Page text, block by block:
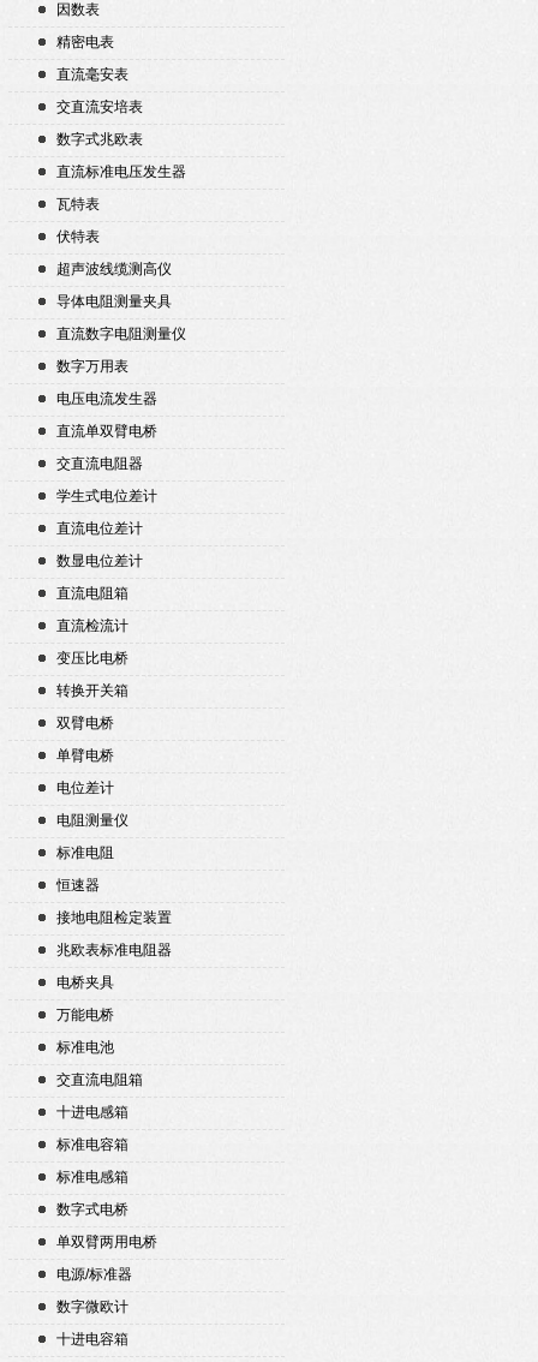
因数表
精密电表
直流毫安表
交直流安培表
数字式兆欧表
直流标准电压发生器
瓦特表
伏特表
超声波线缆测高仪
导体电阻测量夹具
直流数字电阻测量仪
数字万用表
电压电流发生器
直流单双臂电桥
交直流电阻器
学生式电位差计
直流电位差计
数显电位差计
直流电阻箱
直流检流计
变压比电桥
转换开关箱
双臂电桥
单臂电桥
电位差计
电阻测量仪
标准电阻
恒速器
接地电阻检定装置
兆欧表标准电阻器
电桥夹具
万能电桥
标准电池
交直流电阻箱
十进电感箱
标准电容箱
标准电感箱
数字式电桥
单双臂两用电桥
电源/标准器
数字微欧计
十进电容箱